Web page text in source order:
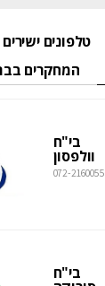
טלפונים
המחקרים
בי"ח
וולפסון
072-2160055
בי"ח